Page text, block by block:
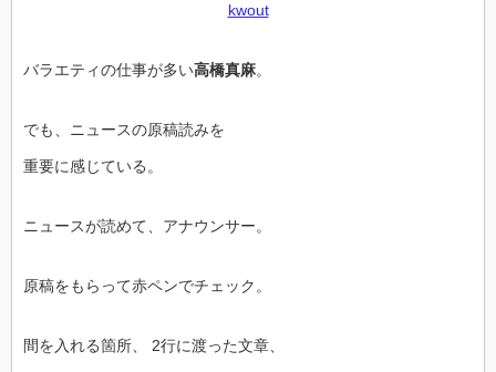
kwout
バラエティの仕事が多い高橋真麻。
でも、ニュースの原稿読みを
重要に感じている。
ニュースが読めて、アナウンサー。
原稿をもらって赤ペンでチェック。
間を入れる箇所、 2行に渡った文章、